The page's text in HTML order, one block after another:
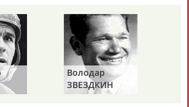
Магомед
АБДУЛКАГИРОВ
Назир
АБДУЛЛАЕВ
ЕЩЁ ПЕРСОНЫ
Володар
ЗВЕЗДКИН